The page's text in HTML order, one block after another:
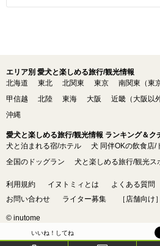
いいね！してね
エリア別 愛犬と楽しめる旅行/観光情報
北海道
東北 北関東 東京 南関東（東
甲信越
北陸 東海 大阪 近畿（大阪以外
沖縄
愛犬と楽しめる旅行/観光情報 ランキング＆ク
犬と泊まれる宿/ホテル
犬 同伴OKの飲食店/
全国のドッグラン
犬と楽しめる旅行/観光ス
利用規約 イヌトミィとは よくある質問
お問い合わせ
ライター募集 ［店舗向け
© inutome